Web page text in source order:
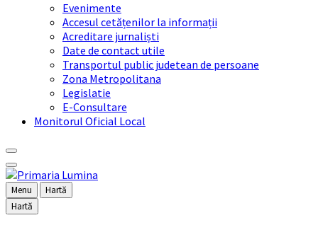
Evenimente
Accesul cetățenilor la informații
Acreditare jurnaliști
Date de contact utile
Transportul public judetean de persoane
Zona Metropolitana
Legislatie
E-Consultare
Monitorul Oficial Local
Menu
Hartă
Hartă